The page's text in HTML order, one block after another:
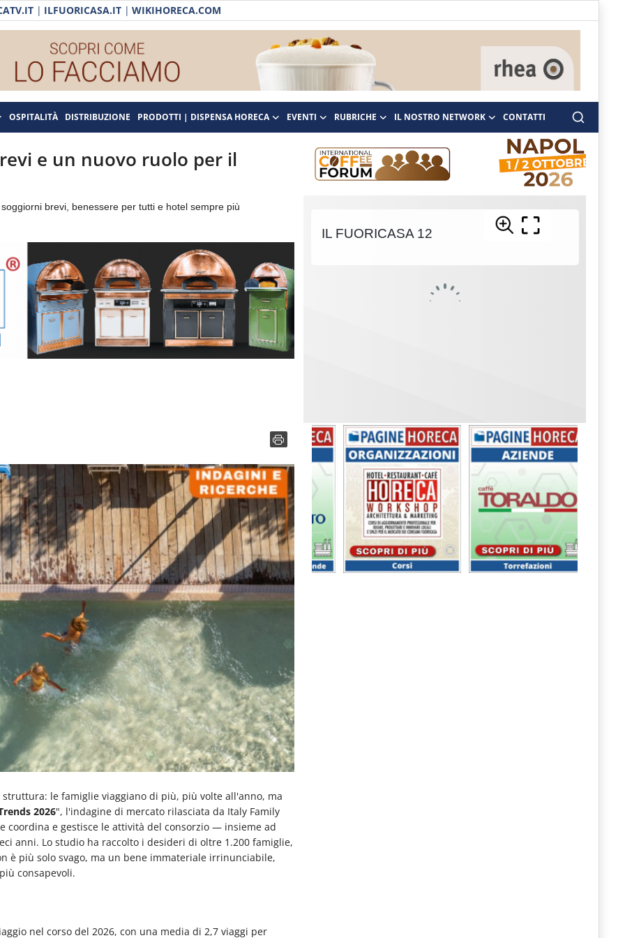
| ILFUORICASA.IT | WIKIHORECA.COM
OSPITALITÀ DISTRIBUZIONE PRODOTTI | DISPENSA HORECA EVENTI RUBRICHE IL NOSTRO NETWORK CONTATTI
e un nuovo ruolo per il
brevi, benessere per tutti e hotel sempre più
struttura: le famiglie viaggiano di più, più volte all'anno, ma
2026", l'indagine di mercato rilasciata da Italy Family
coordina e gestisce le attività del consorzio — insieme ad
anni. Lo studio ha raccolto i desideri di oltre 1.200 famiglie,
è più solo svago, ma un bene immateriale irrinunciabile,
consapevoli.
nel corso del 2026, con una media di 2,7 viaggi per